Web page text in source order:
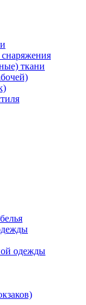
снаряжения
ткани
одежды